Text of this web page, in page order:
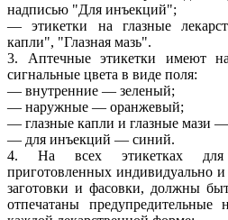
надписью "Для инъекций";
— этикетки на глазные
капли", "Глазная мазь".
3. Аптечные этикетки имеют
сигнальные цвета в виде поля:
— внутренние — зеленый;
— наружные — оранжевый;
— глазные капли и глазные мази
— для инъекций — синий.
4. На всех этикетках для
приготовленных индивидуально
заготовки и фасовки, должны
отпечатаны предупредительные